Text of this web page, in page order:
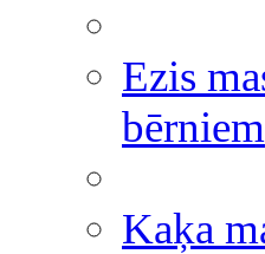
Ezis
bērniem
Kaķa